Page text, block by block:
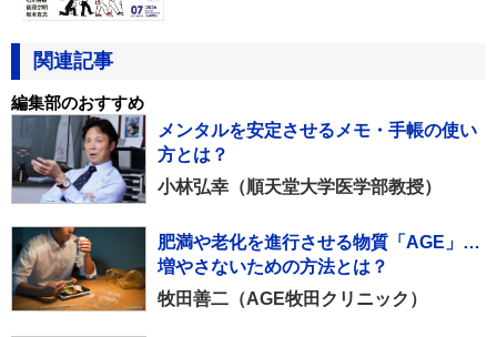
関連記事
編集部のおすすめ
メンタルを安定させるメモ・手帳の使い
方とは？
小林弘幸（順天堂大学医学部教授）
肥満や老化を進行させる物質「AGE」…
増やさないための方法とは？
牧田善二（AGE牧田クリニック）